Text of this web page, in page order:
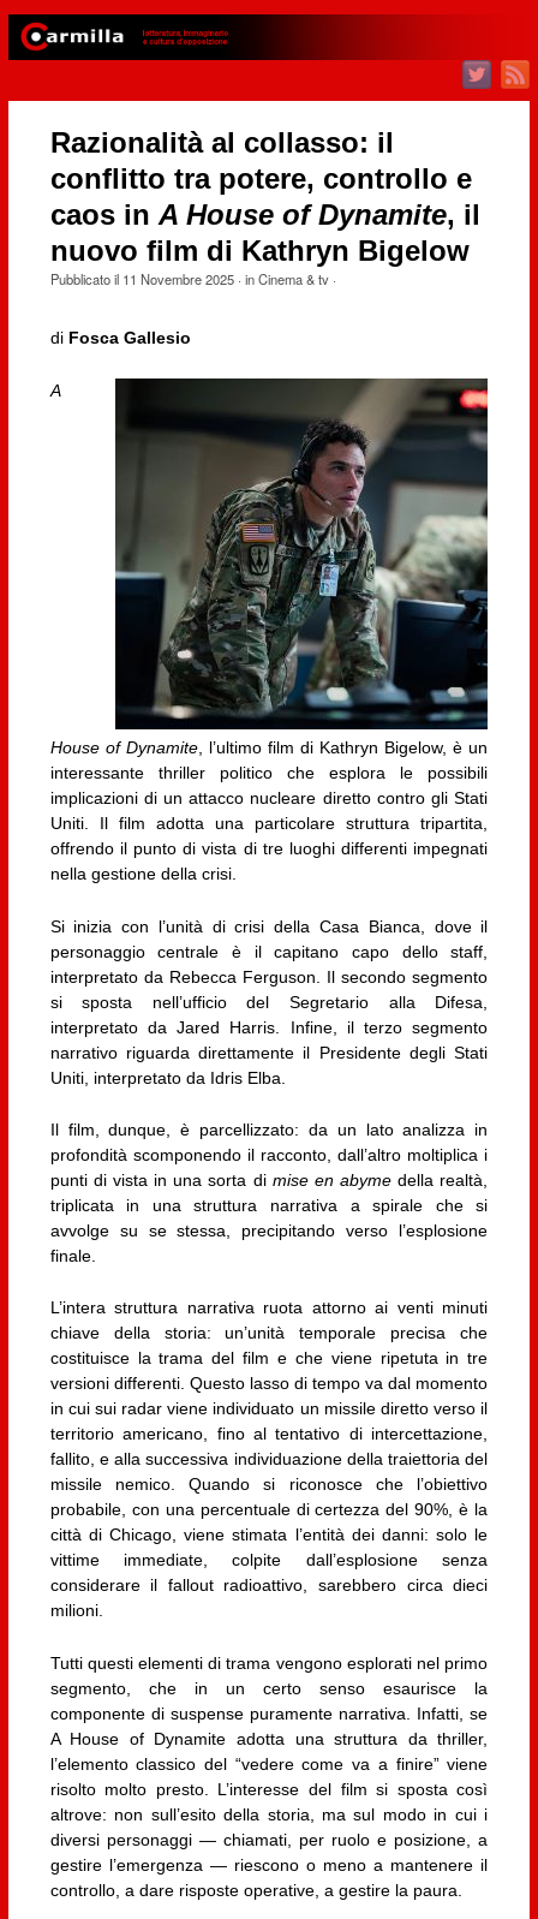
Razionalità al collasso: il
conflitto tra potere, controllo e
caos inA House of Dynamite, il
nuovo film di Kathryn Bigelow
Pubblicato il 11 Novembre 2025· inCinema & tv·
di Fosca Gallesio
A
House of Dynamite, l’ultimo film di Kathryn Bigelow, è un
interessante thriller politico che esplora le possibili
implicazioni di un attacco nucleare diretto contro gli Stati
Uniti. Il film adotta una particolare struttura tripartita,
offrendo il punto di vista di tre luoghi differenti impegnati
nella gestione della crisi.
Si inizia con l’unità di crisi della Casa Bianca, dove il
personaggio centrale è il capitano capo dello staff,
interpretato da Rebecca Ferguson. Il secondo segmento
si sposta nell’ufficio del Segretario alla Difesa,
interpretato da Jared Harris. Infine, il terzo segmento
narrativo riguarda direttamente il Presidente degli Stati
Uniti, interpretato da Idris Elba.
Il film, dunque, è parcellizzato: da un lato analizza in
profondità scomponendo il racconto, dall’altro moltiplica i
punti di vista in una sorta di mise en abymedella realtà,
triplicata in una struttura narrativa a spirale che si
avvolge su se stessa, precipitando verso l’esplosione
finale.
L’intera struttura narrativa ruota attorno ai venti minuti
chiave della storia: un’unità temporale precisa che
costituisce la trama del film e che viene ripetuta in tre
versioni differenti. Questo lasso di tempo va dal momento
in cui sui radar viene individuato un missile diretto verso il
territorio americano, fino al tentativo di intercettazione,
fallito, e alla successiva individuazione della traiettoria del
missile nemico. Quando si riconosce che l’obiettivo
probabile, con una percentuale di certezza del 90%, è la
città di Chicago, viene stimata l’entità dei danni: solo le
vittime immediate, colpite dall’esplosione senza
considerare il fallout radioattivo, sarebbero circa dieci
milioni.
Tutti questi elementi di trama vengono esplorati nel primo
segmento, che in un certo senso esaurisce la
componente di suspense puramente narrativa. Infatti, se
A House of Dynamite adotta una struttura da thriller,
l’elemento classico del “vedere come va a finire” viene
risolto molto presto. L’interesse del film si sposta così
altrove: non sull’esito della storia, ma sul modo in cui i
diversi personaggi — chiamati, per ruolo e posizione, a
gestire l’emergenza — riescono o meno a mantenere il
controllo, a dare risposte operative, a gestire la paura.